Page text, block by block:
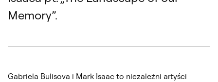
Memory”.
Gabriela Bulisova i Mark Isaac to niezależni artyści